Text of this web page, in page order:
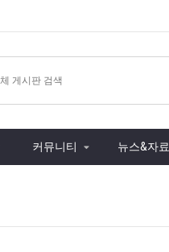
커뮤니티 뉴스&자료